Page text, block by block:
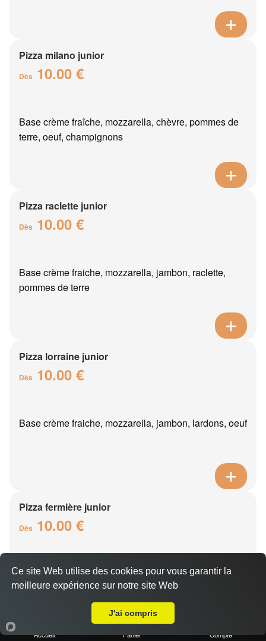
Pizza milano junior
Dès 10.00 €
Base crème fraîche, mozzarella, chèvre, pommes de
terre, oeuf, champignons
Pizza raclette junior
Dès 10.00 €
Base crème fraiche, mozzarella, jambon, raclette,
pommes de terre
Pizza lorraine junior
Dès 10.00 €
Base crème fraiche, mozzarella, jambon, lardons, oeuf
Pizza fermière junior
Dès 10.00 €
Base crème fraîche, mozzarella, poulet, reblochon,
pommes de terre
Accueil Panier Compte
Ce site Web utilise des cookies pour vous garantir la
meilleure expérience sur notre site Web
J'ai compris